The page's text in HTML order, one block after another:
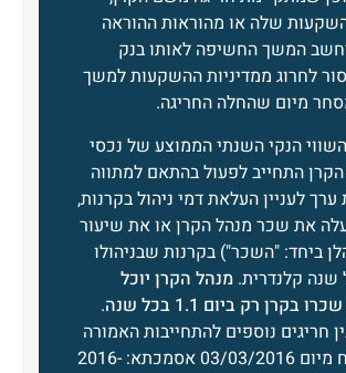
שלה או מהוראות ההוראה
המשך החשיפה לאותו בנק
לחרוג ממדיניות ההשקעות למשך
מיום שהחלה החריגה.
הנקי השנתי הממוצע של נכסי
התחייב לפעול בהתאם למתווה
ערך לעניין העלאת דמי ניהול בקרנות,
את שכר מנהל הקרן או את שיעור
ביחד: "השכר") בקרנות שבניהולו
קלנדרית. מנהל הקרן יוכל
רק ביום 1.1 בכל שנה
.
חריגים נוספים להתחייבות האמורה
מובאים בדוח מיום 03/03/2016 אסמכתא: 2016-